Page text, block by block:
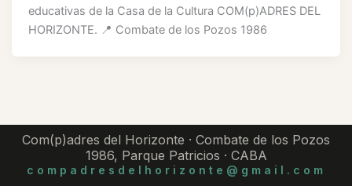
educativas de la Casa de la Cultura COM(p)ADRES DEL
HORIZONTE. 📍 Combate de los Pozos 1986
Com(p)adres del Horizonte · Combate de los Pozos
1986, Parque Patricios · CABA
compadresdelhorizonte@gmail.com